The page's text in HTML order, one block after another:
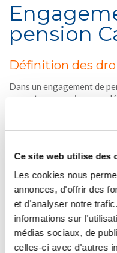
Ce site web utilise des
Les cookies nous
annonces, d'offrir des
et d'analyser notre
informations sur
médias sociaux, de
celles-ci avec d'autres
pension
Définition des
Dans un engagement de
promet une pension
Lesréserves acquisesà un
octroyé.
Pour le calcul des
suivantes peuvent se
Si le règlement de
modification du
modification
pensionattribués